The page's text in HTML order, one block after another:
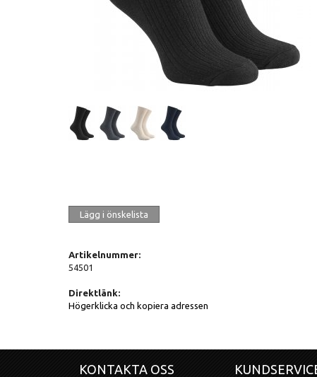
Lägg i önskelista
Artikelnummer:
54501
Direktlänk:
Högerklicka och kopiera adressen
KONTAKTA OSS